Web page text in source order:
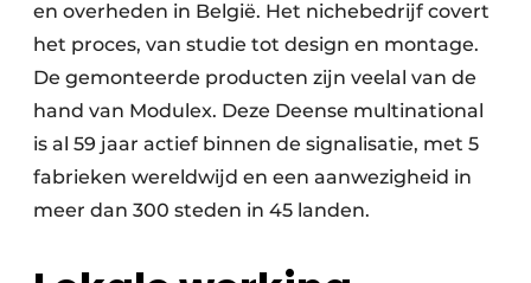
en overheden in België. Het nichebedrijf covert
het proces, van studie tot design en montage.
De gemonteerde producten zijn veelal van de
hand van Modulex. Deze Deense multinational
is al 59 jaar actief binnen de signalisatie, met 5
fabrieken wereldwijd en een aanwezigheid in
meer dan 300 steden in 45 landen.